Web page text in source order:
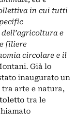
in cui tutti
e
filiere
circolare e il
Già lo
inaugurato un
arte e natura,
tra le